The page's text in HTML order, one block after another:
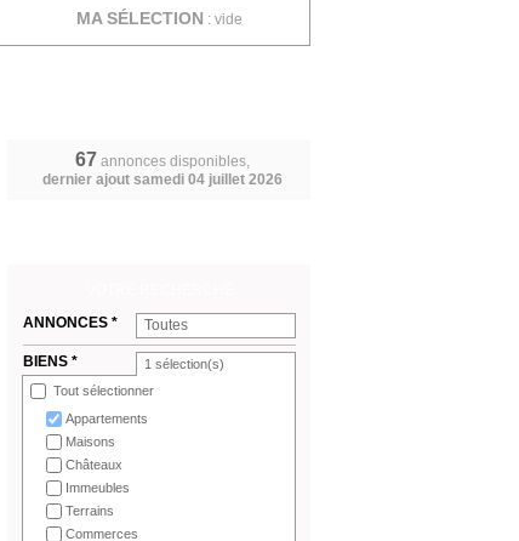
MA SÉLECTION : vide
67 annonces disponibles,
dernier ajout samedi 04 juillet 2026
ANNONCES *
Toutes
BIENS * 1 sélection(s)
Tout sélectionner
Appartements
Maisons
Châteaux
Immeubles
Terrains
Commerces